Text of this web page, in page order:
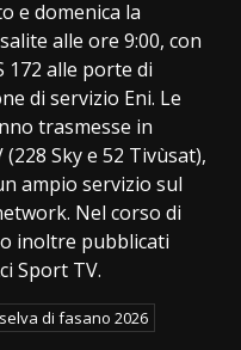
e domenica la
alle ore 9:00, con
172 alle porte di
di servizio Eni. Le
trasmesse in
Sky e 52 Tivùsat),
ampio servizio sul
Nel corso di
inoltre pubblicati
Sport TV.
di fasano 2026